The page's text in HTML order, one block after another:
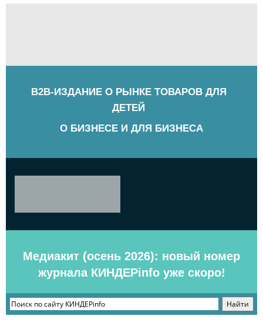
B2B-ИЗДАНИЕ О РЫНКЕ ТОВАРОВ ДЛЯ
ДЕТЕЙ
О БИЗНЕСЕ И ДЛЯ БИЗНЕСА
Медиакит (осень 2026): новый номер
журнала КИНДЕРinfo уже скоро!